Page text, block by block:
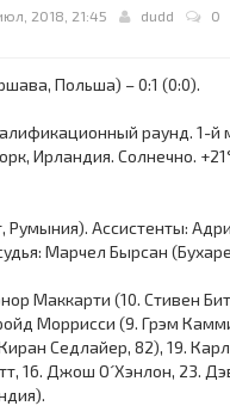
2018, 21:45 dudd 0
Польша) – 0:1 (0:0).
раунд. 1-й
Ирландия. Солнечно.
Румыния). Ассистенты:
Марчел Бырсан
Маккарти (10. Стивен
Моррисси (9. Грэм
Седлайер, 82), 19.
16. Джош О´Хэнлон, 23.